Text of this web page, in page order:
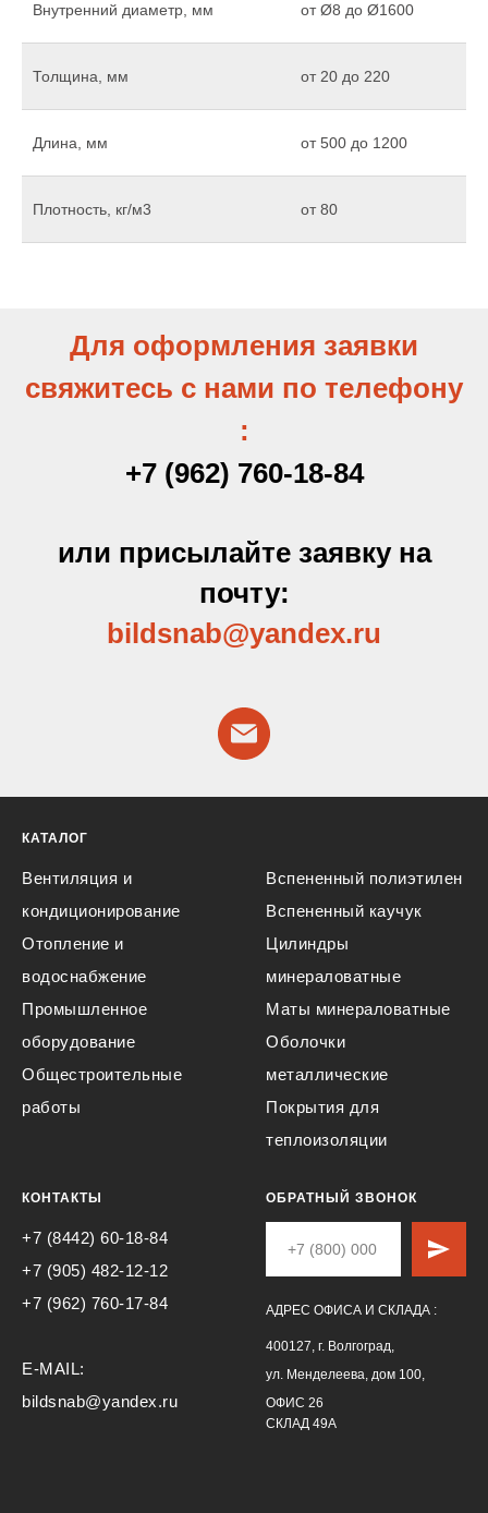
Внутренний диаметр, мм от Ø8 до Ø1600
Толщина, мм от 20 до 220
Длина, мм от 500 до 1200
Плотность, кг/м3 от 80
Для оформления заявки
свяжитесь с нами по телефону
:
+7 (962) 760-18-84
или присылайте заявку на
почту:
bildsnab@yandex.ru
КАТАЛОГ
Вентиляция и
кондиционирование
Отопление и
водоснабжение
Промышленное
оборудование
Общестроительные
работы
Вспененный полиэтилен
Вспененный каучук
Цилиндры
минераловатные
Маты минераловатные
Оболочки
металлические
Покрытия для
теплоизоляции
КОНТАКТЫ
+7 (8442) 60-18-84
+7 (905) 482-12-12
+7 (962) 760-17-84
E-MAIL:
bildsnab@yandex.ru
ОБРАТНЫЙ ЗВОНОК
АДРЕС ОФИСА И СКЛАДА :
400127, г. Волгоград,
ул. Менделеева, дом 100,
ОФИС 26
СКЛАД 49А